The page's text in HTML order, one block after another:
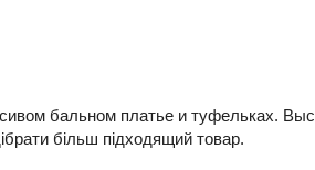
бальном платье и туфельках.
більш підходящий товар.